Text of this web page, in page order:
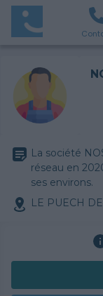
La société
réseau en
ses environs.
LE PUECH